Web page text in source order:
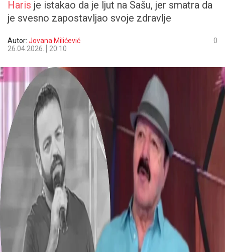
Haris je istakao da je ljut na Sašu, jer smatra da
je svesno zapostavljao svoje zdravlje
Autor: Jovana Milićević
26.04.2026.
20:10
0